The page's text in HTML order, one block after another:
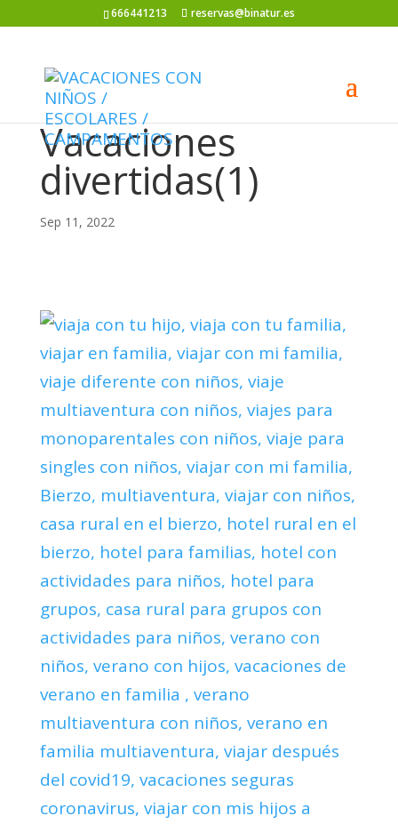
666441213 reservas@binatur.es
Vacaciones
divertidas(1)
Sep 11, 2022